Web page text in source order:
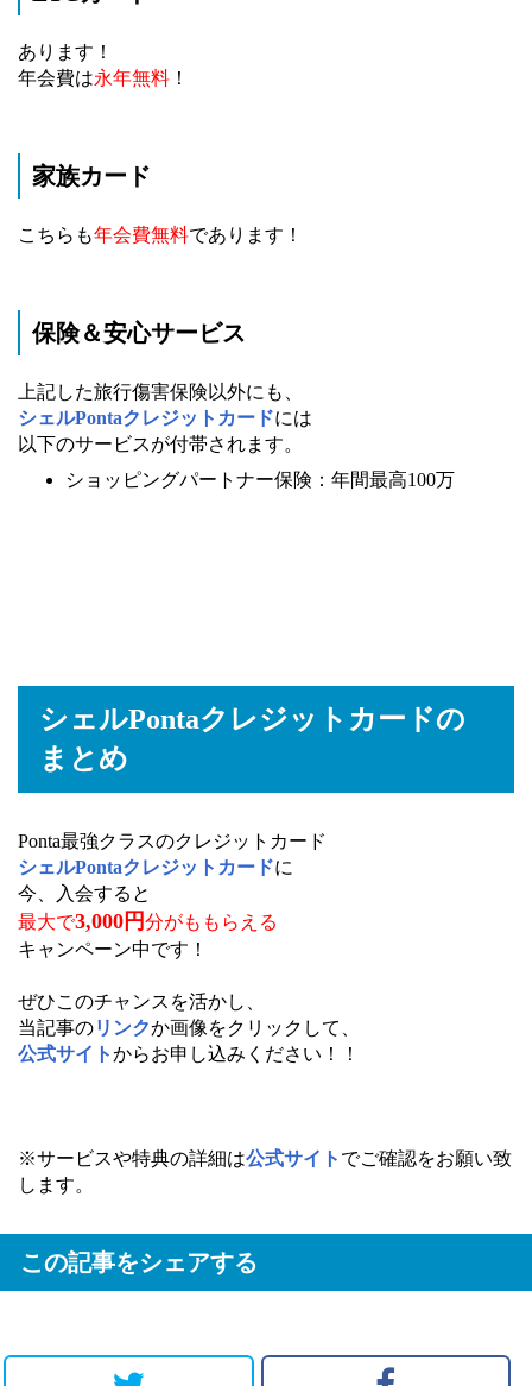
あります！
年会費は永年無料 ！
家族カード
こちらも年会費無料であります！
保険＆安心サービス
上記した旅行傷害保険以外にも、
シェルPontaクレジットカードには
以下のサービスが付帯されます。
ショッピングパートナー保険：年間最高100万
シェルPontaクレジットカードの
まとめ
Ponta最強クラスのクレジットカード
シェルPontaクレジットカードに
今、入会すると
最大で3,000円分がももらえる
キャンペーン中です！
ぜひこのチャンスを活かし、
当記事のリンクか画像をクリックして、
公式サイトからお申し込みください！！
※サービスや特典の詳細は公式サイト でご確認をお願い致
します。
この記事をシェアする